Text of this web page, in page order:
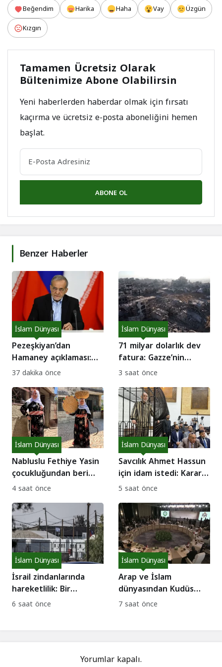
Beğendim Harika Haha Vay
Üzgün
Kızgın
Tamamen Ücretsiz Olarak
Bültenimize Abone Olabilirsin
Yeni haberlerden haberdar olmak için fırsatı
kaçırma ve ücretsiz e-posta aboneliğini hemen
başlat.
ABONE OL
Benzer Haberler
Pezeşkiyan’dan
Hamaney açıklaması:
“Sürece engel olmadı!”
İslam Dünyası
37 dakika önce
71 milyar dolarlık dev
fatura: Gazze’nin
imarını kim finanse
İslam Dünyası
3 saat önce
Nabluslu Fethiye Yasin
çocukluğundan beri
geleneksel elbisesini
İslam Dünyası
4 saat önce
Savcılık Ahmet Hassun
için idam istedi: Karar
tarihi belli oldu!
İslam Dünyası
5 saat önce
İsrail zindanlarında
hareketlilik: Bir
haftada 6 Suriyeli
İslam Dünyası
6 saat önce
Arap ve İslam
dünyasından Kudüs
hamlesi: Ortak eylem
İslam Dünyası
7 saat önce
Yorumlar kapalı.